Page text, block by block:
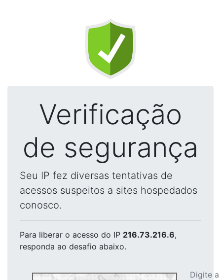
Verificação
de segurança
Seu IP fez diversas tentativas de
acessos suspeitos a sites hospedados
conosco.
Para liberar o acesso do IP 216.73.216.6,
responda ao desafio abaixo.
Digite